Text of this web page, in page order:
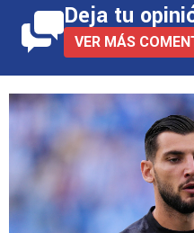
Deja tu
VER MÁS